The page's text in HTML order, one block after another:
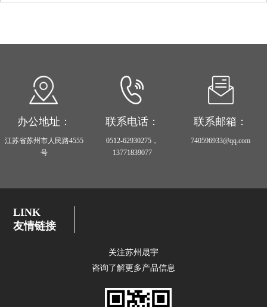
办公地址：
江苏省苏州市人民路4555
号
联系电话：
0512-62930275，
13771839077
联系邮箱：
740596933@qq.com
LINK
友情链接
关注苏州晟宇
咨询了解更多产品信息